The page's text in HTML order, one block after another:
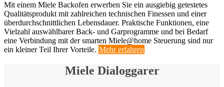
Mit einem Miele Backofen erwerben Sie ein ausgiebig getestetes
Qualitätsprodukt mit zahlreichen technischen Finessen und einer
überdurchschnittlichen Lebensdauer. Praktische Funktionen, eine
Vielzahl auswählbarer Back- und Garprogramme und bei Bedarf
eine Verbindung mit der smarten Miele@home Steuerung sind nur
ein kleiner Teil Ihrer Vorteile. Mehr erfahren
Miele Dialoggarer